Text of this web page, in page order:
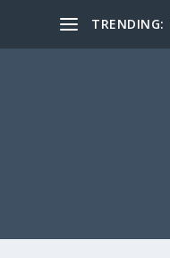
TRENDING: